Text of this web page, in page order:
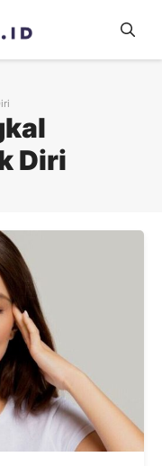
Diri